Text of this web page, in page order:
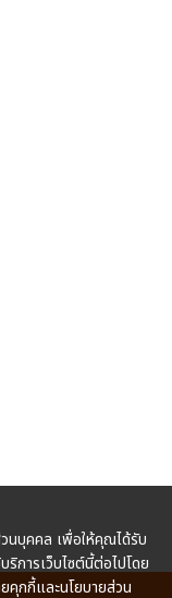
นบุคคล เพื่อให้คุณได้รับ
การเว็บไซต์นี้ต่อไปโดย
คุกกี้และนโยบายส่วน